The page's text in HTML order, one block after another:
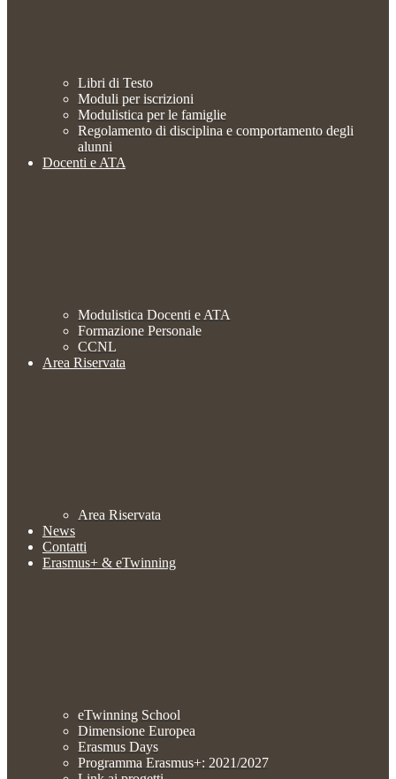
Libri di Testo
Moduli per iscrizioni
Modulistica per le famiglie
Regolamento di disciplina e comportamento degli
alunni
Docenti e ATA
Modulistica Docenti e ATA
Formazione Personale
CCNL
Area Riservata
Area Riservata
News
Contatti
Erasmus+ & eTwinning
eTwinning School
Dimensione Europea
Erasmus Days
Programma Erasmus+: 2021/2027